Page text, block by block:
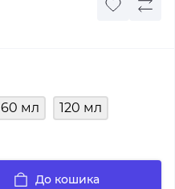
60 мл 120 мл
До кошика